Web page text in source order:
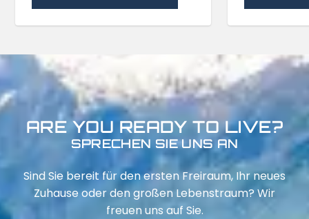
ARE YOU READY TO LIVE?
SPRECHEN SIE UNS AN
Sind Sie bereit für den ersten Freiraum, Ihr neues
Zuhause oder den großen Lebenstraum? Wir
freuen uns auf Sie.